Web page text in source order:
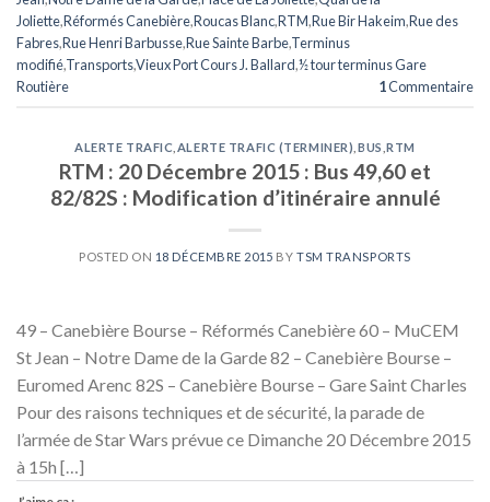
Joliette,Réformés Canebière,Roucas Blanc,RTM,Rue Bir Hakeim,Rue des
Fabres,Rue Henri Barbusse,Rue Sainte Barbe,Terminus
modifié,Transports,Vieux Port Cours J. Ballard,½ tour terminus Gare
Routière
1Commentaire
ALERTE TRAFIC ALERTE TRAFIC (TERMINER) BUS ,RTM
RTM : 20 Décembre 2015 : Bus 49,60 et
82/82S : Modification d’itinéraire annulé
POSTED ON 18 DÉCEMBRE 2015 BY TSM TRANSPORTS
49 – Canebière Bourse – Réformés Canebière 60 – MuCEM
St Jean – Notre Dame de la Garde 82 – Canebière Bourse –
Euromed Arenc 82S – Canebière Bourse – Gare Saint Charles
Pour des raisons techniques et de sécurité, la parade de
l’armée de Star Wars prévue ce Dimanche 20 Décembre 2015
à 15h […]